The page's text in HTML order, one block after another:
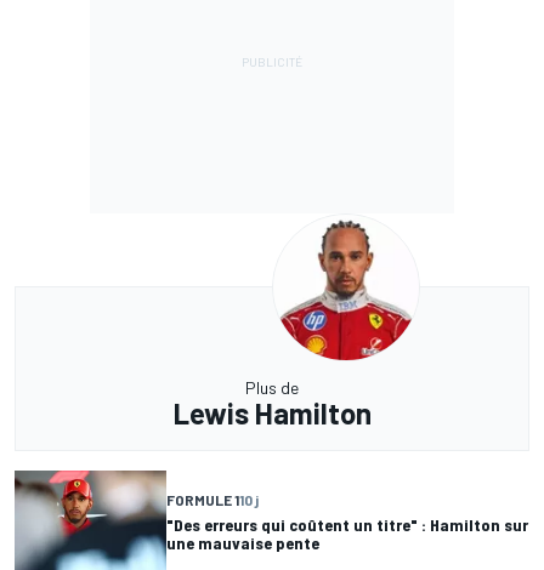
Plus de
Lewis Hamilton
FORMULE 110 j
"Des erreurs qui coûtent un titre" : Hamilton sur
une mauvaise pente